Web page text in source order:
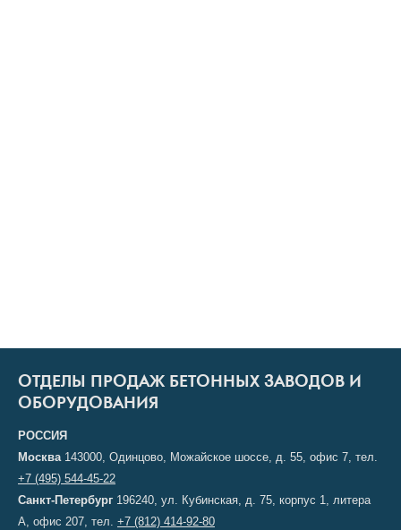
ОТДЕЛЫ ПРОДАЖ БЕТОННЫХ ЗАВОДОВ И
ОБОРУДОВАНИЯ
РОССИЯ
Москва143000, Одинцово, Можайское шоссе, д. 55, офис 7, тел.
+7 (495) 544-45-22
Санкт-Петербург 196240, ул. Кубинская, д. 75, корпус 1, литера
А, офис 207, тел. +7 (812) 414-92-80